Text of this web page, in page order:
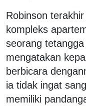
Robinson
kompleks
seorang
mengatakan
berbicara
ia tidak ingat
memiliki